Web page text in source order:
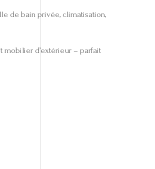
de bain privée, climatisation,
d’extérieur – parfait